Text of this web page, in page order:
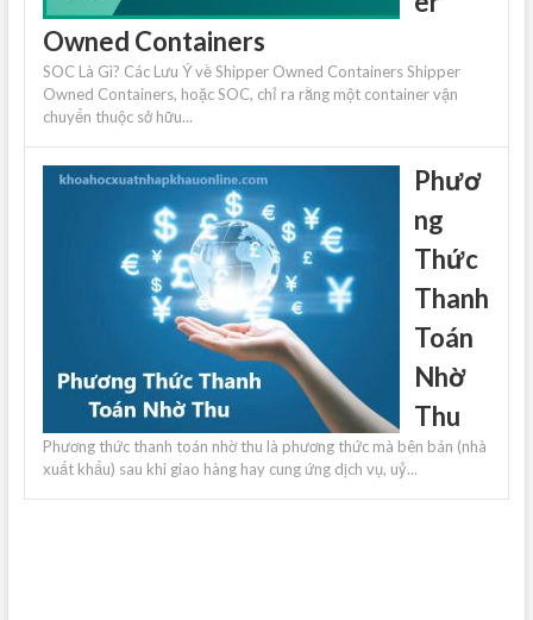
Owned Containers
SOC Là Gì? Các Lưu Ý về Shipper Owned Containers Shipper
Owned Containers, hoặc SOC, chỉ ra rằng một container vận
chuyển thuộc sở hữu...
Phươ
ng
Thức
Thanh
Toán
Nhờ
Thu
Phương thức thanh toán nhờ thu là phương thức mà bên bán (nhà
xuất khẩu) sau khi giao hàng hay cung ứng dịch vụ, uỷ...